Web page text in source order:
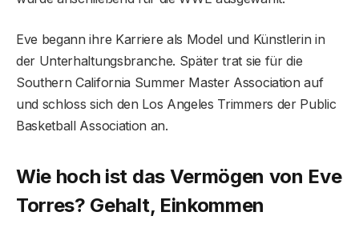
Eve begann ihre Karriere als Model und Künstlerin in
der Unterhaltungsbranche. Später trat sie für die
Southern California Summer Master Association auf
und schloss sich den Los Angeles Trimmers der Public
Basketball Association an.
Wie hoch ist das Vermögen von Eve
Torres? Gehalt, Einkommen